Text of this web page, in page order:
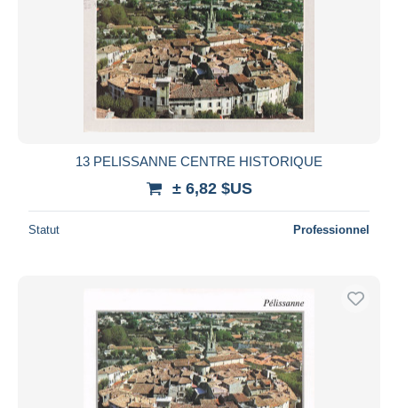
13 PELISSANNE CENTRE HISTORIQUE
± 6,82 $US
Statut Professionnel